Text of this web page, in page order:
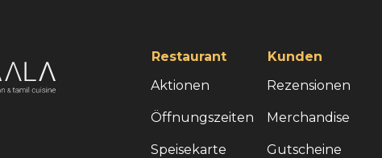
Restaurant
Aktionen
Öffnungszeiten
Speisekarte
Kunden
Rezensionen
Merchandise
Gutscheine